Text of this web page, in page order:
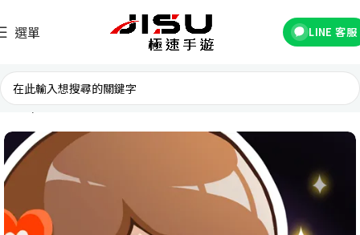
選單 LINE 客服
首頁 國際遊戲